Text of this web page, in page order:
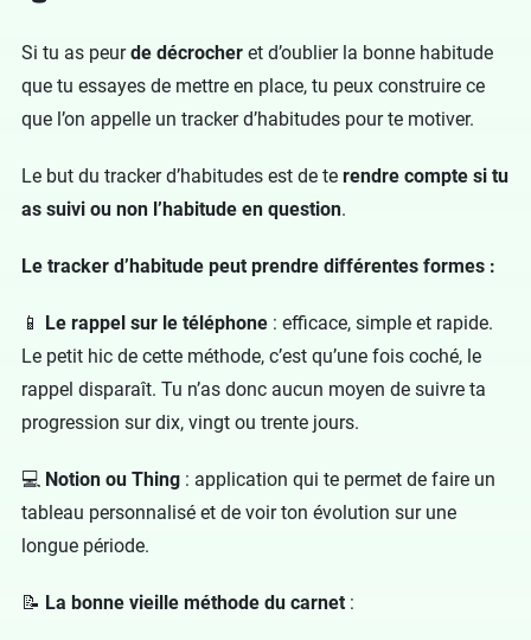
Si tu as peurde décrocher et d’oublier la bonne habitude
que tu essayes de mettre en place, tu peux construire ce
que l’on appelle un tracker d’habitudes pour te motiver.
Le but du tracker d’habitudes est de te rendre compte si tu
as suivi ou non l’habitude en question.
Le tracker d’habitude peut prendre différentes formes :
📱 Le rappel sur le téléphone : efficace, simple et rapide.
Le petit hic de cette méthode, c’est qu’une fois coché, le
rappel disparaît. Tu n’as donc aucun moyen de suivre ta
progression sur dix, vingt ou trente jours.
💻 Notion ou Thing : application qui te permet de faire un
tableau personnalisé et de voir ton évolution sur une
longue période.
📝 La bonne vieille méthode du carnet :